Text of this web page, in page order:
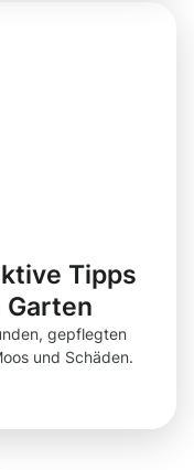
Tipps
gepflegten
und Schäden.